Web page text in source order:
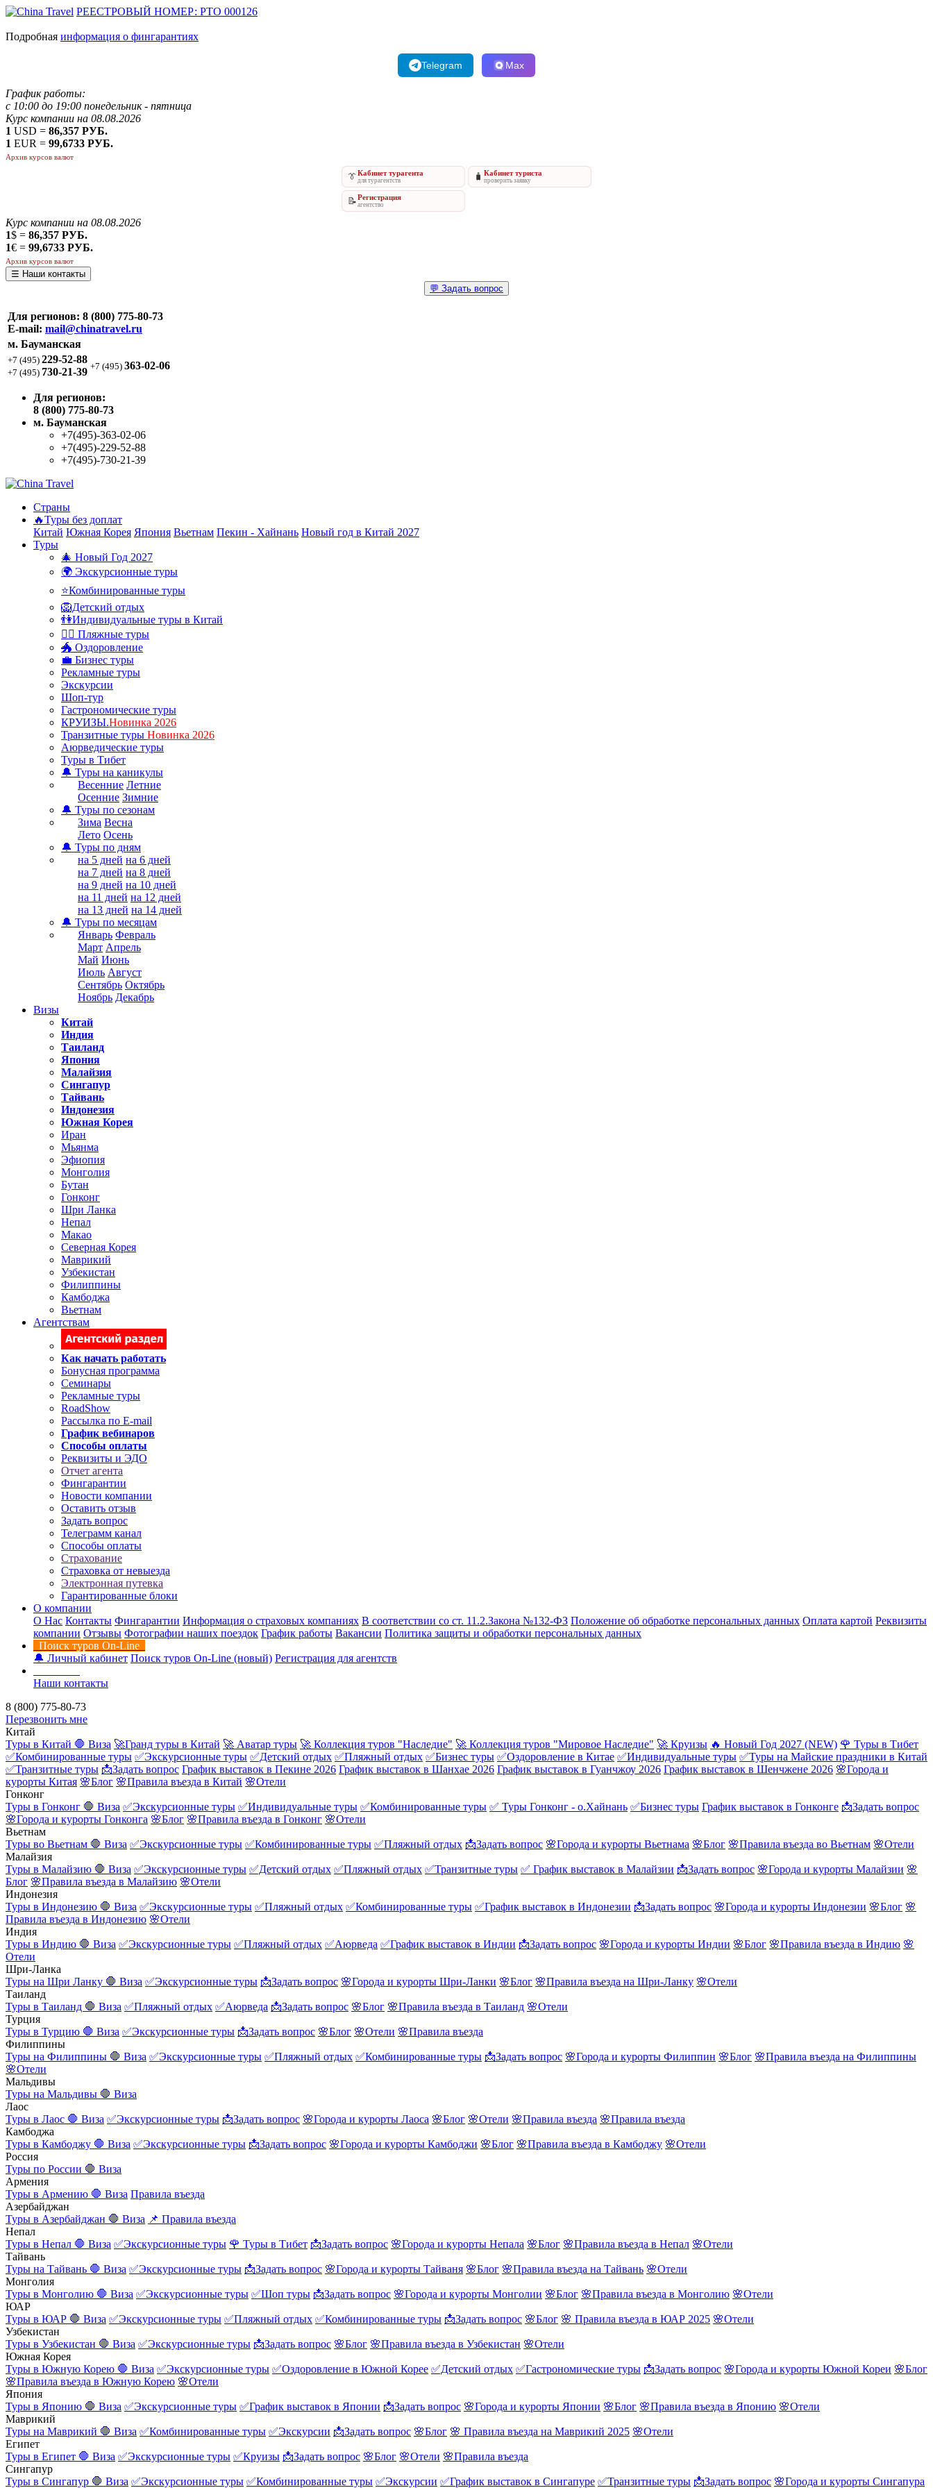
РЕЕСТРОВЫЙ НОМЕР: РТО 000126
Подробная информация о фингарантиях
Telegram Max
График работы:
с 10:00 до 19:00 понедельник - пятница
Курс компании на 08.08.2026
1 USD = 86,357 РУБ.
1 EUR = 99,6733 РУБ.
Архив курсов валют
👔Кабинет турагента
для турагентств 🧳 Кабинет туриста
проверить заявку
📝Регистрация
агентство
Курс компании на 08.08.2026
1$ = 86,357 РУБ.
1€ = 99,6733 РУБ.
Архив курсов валют
☰ Наши контакты
💬 Задать вопрос
Для регионов: 8 (800) 775-80-73
E-mail: mail@chinatravel.ru
м. Бауманская
+7 (495) 229-52-88
+7 (495) 730-21-39 +7 (495) 363-02-06
Для регионов:
8 (800) 775-80-73
м. Бауманская
+7(495)-363-02-06
+7(495)-229-52-88
+7(495)-730-21-39
Страны
🔥Туры без доплат
Китай Южная Корея Япония Вьетнам Пекин - Хайнань Новый год в Китай 2027
Туры
🎄 Новый Год 2027
🌍 Экскурсионные туры
⭐Комбинированные туры
🦁Детский отдых
👫Индивидуальные туры в Китай
🏊‍♂ Пляжные туры
🐲 Оздоровление
💼 Бизнес туры
Рекламные туры
Экскурсии
Шоп-тур
Гастрономические туры
КРУИЗЫ.Новинка 2026
Транзитные туры Новинка 2026
Аюрведические туры
Туры в Тибет
🔔 Туры на каникулы
Весенние Летние
Осенние Зимние
🔔 Туры по сезонам
Зима Весна
Лето Осень
🔔 Туры по дням
на 5 дней на 6 дней
на 7 дней на 8 дней
на 9 дней на 10 дней
на 11 дней на 12 дней
на 13 дней на 14 дней
🔔 Туры по месяцам
Январь Февраль
Март Апрель
Май Июнь
Июль Август
Сентябрь Октябрь
Ноябрь Декабрь
Визы
Китай
Индия
Таиланд
Япония
Малайзия
Сингапур
Тайвань
Индонезия
Южная Корея
Иран
Мьянма
Эфиопия
Монголия
Бутан
Гонконг
Шри Ланка
Непал
Макао
Северная Корея
Маврикий
Узбекистан
Филиппины
Камбоджа
Вьетнам
Агентствам
Как начать работать
Бонусная программа
Семинары
Рекламные туры
RoadShow
Рассылка по E-mail
График вебинаров
Способы оплаты
Реквизиты и ЭДО
Отчет агента
Фингарантии
Новости компании
Оставить отзыв
Задать вопрос
Телеграмм канал
Способы оплаты
Страхование
Страховка от невыезда
Электронная путевка
Гарантированные блоки
О компании
О Нас Контакты Фингарантии Информация о страховых компаниях В соответствии со ст. 11.2.Закона №132-ФЗ Положение об обработке персональных данных Оплата картой Реквизиты
компании Отзывы Фотографии наших поездок График работы Вакансии Политика защиты и обработки персональных данных
Поиск туров On-Line
🔔 Личный кабинет Поиск туров On-Line (новый) Регистрация для агентств
Наши контакты
8 (800) 775-80-73
Перезвонить мне
Китай
Туры в Китай 🛑 Виза 🚀Гранд туры в Китай 🚀 Аватар туры 🚀 Коллекция туров "Наследие" 🚀 Коллекция туров "Мировое Наследие" 🚀 Круизы 🔥 Новый Год 2027 (NEW) 🌹 Туры в Тибет
✅Комбинированные туры ✅Экскурсионные туры ✅Детский отдых ✅Пляжный отдых ✅Бизнес туры ✅Оздоровление в Китае ✅Индивидуальные туры ✅Туры на Майские праздники в Китай
✅Транзитные туры 📩Задать вопрос График выставок в Пекине 2026 График выставок в Шанхае 2026 График выставок в Гуанчжоу 2026 График выставок в Шенчжене 2026 🌸Города и
курорты Китая 🌸Блог 🌸Правила въезда в Китай 🌸Отели
Гонконг
Туры в Гонконг 🛑 Виза ✅Экскурсионные туры ✅Индивидуальные туры ✅Комбинированные туры ✅ Туры Гонконг - о.Хайнань ✅Бизнес туры График выставок в Гонконге 📩Задать вопрос
🌸Города и курорты Гонконга 🌸Блог 🌸Правила въезда в Гонконг 🌸Отели
Вьетнам
Туры во Вьетнам 🛑 Виза ✅Экскурсионные туры ✅Комбинированные туры ✅Пляжный отдых 📩Задать вопрос 🌸Города и курорты Вьетнама 🌸Блог 🌸Правила въезда во Вьетнам 🌸Отели
Малайзия
Туры в Малайзию 🛑 Виза ✅Экскурсионные туры ✅Детский отдых ✅Пляжный отдых ✅Транзитные туры ✅ График выставок в Малайзии 📩Задать вопрос 🌸Города и курорты Малайзии 🌸
Блог 🌸Правила въезда в Малайзию 🌸Отели
Индонезия
Туры в Индонезию 🛑 Виза ✅Экскурсионные туры ✅Пляжный отдых ✅Комбинированные туры ✅График выставок в Индонезии 📩Задать вопрос 🌸Города и курорты Индонезии 🌸Блог 🌸
Правила въезда в Индонезию 🌸Отели
Индия
Туры в Индию 🛑 Виза ✅Экскурсионные туры ✅Пляжный отдых ✅Аюрведа ✅График выставок в Индии 📩Задать вопрос 🌸Города и курорты Индии 🌸Блог 🌸Правила въезда в Индию 🌸
Отели
Шри-Ланка
Туры на Шри Ланку 🛑 Виза ✅Экскурсионные туры 📩Задать вопрос 🌸Города и курорты Шри-Ланки 🌸Блог 🌸Правила въезда на Шри-Ланку 🌸Отели
Таиланд
Туры в Таиланд 🛑 Виза ✅Пляжный отдых ✅Аюрведа 📩Задать вопрос 🌸Блог 🌸Правила въезда в Таиланд 🌸Отели
Турция
Туры в Турцию 🛑 Виза ✅Экскурсионные туры 📩Задать вопрос 🌸Блог 🌸Отели 🌸Правила въезда
Филиппины
Туры на Филиппины 🛑 Виза ✅Экскурсионные туры ✅Пляжный отдых ✅Комбинированные туры 📩Задать вопрос 🌸Города и курорты Филиппин 🌸Блог 🌸Правила въезда на Филиппины
🌸Отели
Мальдивы
Туры на Мальдивы 🛑 Виза
Лаос
Туры в Лаос 🛑 Виза ✅Экскурсионные туры 📩Задать вопрос 🌸Города и курорты Лаоса 🌸Блог 🌸Отели 🌸Правила въезда 🌸Правила въезда
Камбоджа
Туры в Камбоджу 🛑 Виза ✅Экскурсионные туры 📩Задать вопрос 🌸Города и курорты Камбоджи 🌸Блог 🌸Правила въезда в Камбоджу 🌸Отели
Россия
Туры по России 🛑 Виза
Армения
Туры в Армению 🛑 Виза Правила въезда
Азербайджан
Туры в Азербайджан 🛑 Виза 📌 Правила въезда
Непал
Туры в Непал 🛑 Виза ✅Экскурсионные туры 🌹 Туры в Тибет 📩Задать вопрос 🌸Города и курорты Непала 🌸Блог 🌸Правила въезда в Непал 🌸Отели
Тайвань
Туры на Тайвань 🛑 Виза ✅Экскурсионные туры 📩Задать вопрос 🌸Города и курорты Тайваня 🌸Блог 🌸Правила въезда на Тайвань 🌸Отели
Монголия
Туры в Монголию 🛑 Виза ✅Экскурсионные туры ✅Шоп туры 📩Задать вопрос 🌸Города и курорты Монголии 🌸Блог 🌸Правила въезда в Монголию 🌸Отели
ЮАР
Туры в ЮАР 🛑 Виза ✅Экскурсионные туры ✅Пляжный отдых ✅Комбинированные туры 📩Задать вопрос 🌸Блог 🌸 Правила въезда в ЮАР 2025 🌸Отели
Узбекистан
Туры в Узбекистан 🛑 Виза ✅Экскурсионные туры 📩Задать вопрос 🌸Блог 🌸Правила въезда в Узбекистан 🌸Отели
Южная Корея
Туры в Южную Корею 🛑 Виза ✅Экскурсионные туры ✅Оздоровление в Южной Корее ✅Детский отдых ✅Гастрономические туры 📩Задать вопрос 🌸Города и курорты Южной Кореи 🌸Блог
🌸Правила въезда в Южную Корею 🌸Отели
Япония
Туры в Японию 🛑 Виза ✅Экскурсионные туры ✅График выставок в Японии 📩Задать вопрос 🌸Города и курорты Японии 🌸Блог 🌸Правила въезда в Японию 🌸Отели
Маврикий
Туры на Маврикий 🛑 Виза ✅Комбинированные туры ✅Экскурсии 📩Задать вопрос 🌸Блог 🌸 Правила въезда на Маврикий 2025 🌸Отели
Египет
Туры в Египет 🛑 Виза ✅Экскурсионные туры ✅Круизы 📩Задать вопрос 🌸Блог 🌸Отели 🌸Правила въезда
Сингапур
Туры в Сингапур 🛑 Виза ✅Экскурсионные туры ✅Комбинированные туры ✅Экскурсии ✅График выставок в Сингапуре ✅Транзитные туры 📩Задать вопрос 🌸Города и курорты Сингапура